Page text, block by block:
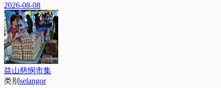
2026-08-08
益山慈悯市集
类别 selangor